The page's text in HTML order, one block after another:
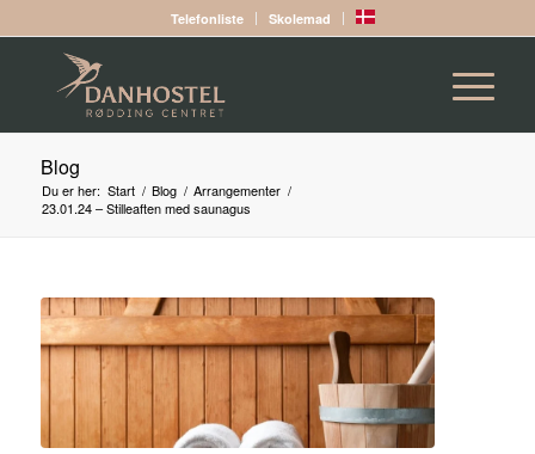
Telefonliste Skolemad
Blog
Du er her: Start / Blog / Arrangementer /
23.01.24 – Stilleaften med saunagus